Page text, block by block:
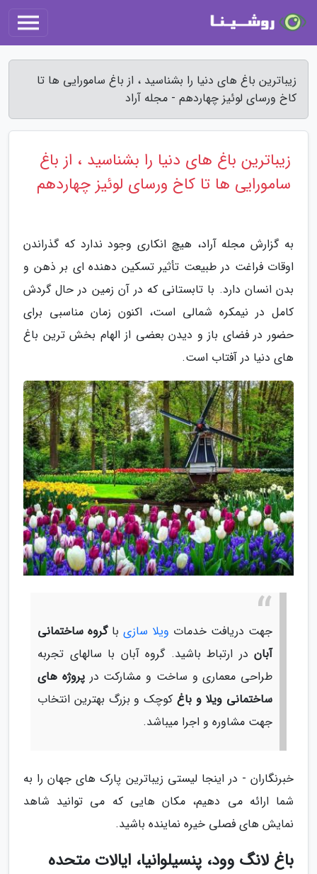
زیباترین باغ های دنیا را بشناسید ، از باغ سامورایی ها تا
کاخ ورسای لوئیز چهاردهم - مجله آراد
زیباترین باغ های دنیا را بشناسید ، از باغ
سامورایی ها تا کاخ ورسای لوئیز چهاردهم
به گزارش مجله آراد، هیچ انکاری وجود ندارد که گذراندن
اوقات فراغت در طبیعت تأثیر تسکین دهنده ای بر ذهن و
بدن انسان دارد. با تابستانی که در آن زمین در حال گردش
کامل در نیمکره شمالی است، اکنون زمان مناسبی برای
حضور در فضای باز و دیدن بعضی از الهام بخش ترین باغ
های دنیا در آفتاب است.
جهت دریافت خدمات ویلا سازی باگروه ساختمانی
آبان در ارتباط باشید. گروه آبان با سالهای تجربه
طراحی معماری و ساخت و مشارکت درپروژه های
ساختمانی ویلا و باغ کوچک و بزرگ بهترین انتخاب
جهت مشاوره و اجرا میباشد.
خبرنگاران - در اینجا لیستی زیباترین پارک های جهان را به
شما ارائه می دهیم، مکان هایی که می توانید شاهد
نمایش های فصلی خیره نماینده باشید.
باغ لانگ وود، پنسیلوانیا، ایالات متحده